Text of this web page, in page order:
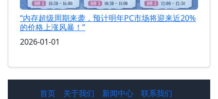
“内存超级周期来袭，预计明年PC市场将迎来近20%
的价格上涨风暴！”
2026-01-01
首页 关于我们 新闻中心
联系我们